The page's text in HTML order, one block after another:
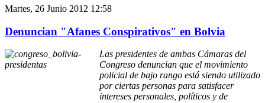
Martes, 26 Junio 2012 12:58
Denuncian "Afanes Conspirativos" en Bolvia
Las presidentes de ambas Cámaras del
Congreso denuncian que el movimiento
policial de bajo rango está siendo utilizado
por ciertas personas para satisfacer
intereses personales, políticos y de